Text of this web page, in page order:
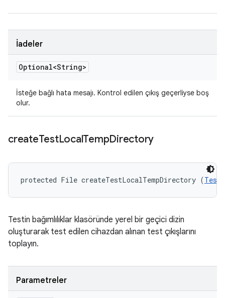
İadeler
Optional<String>
İsteğe bağlı hata mesajı. Kontrol edilen çıkış geçerliyse boş
olur.
createTestLocalTempDirectory
protected File createTestLocalTempDirectory (
Testin bağımlılıklar klasöründe yerel bir geçici dizin
oluşturarak test edilen cihazdan alınan test çıkışlarını
toplayın.
Parametreler